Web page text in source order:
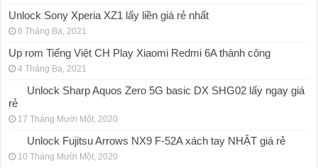
Unlock Sony Xperia XZ1 lấy liền giá rẻ nhất
6 Tháng Ba, 2021
Up rom Tiếng Việt CH Play Xiaomi Redmi 6A thành công
4 Tháng Ba, 2021
Unlock Sharp Aquos Zero 5G basic DX SHG02 lấy ngay giá
rẻ
17 Tháng Mười Một, 2020
Unlock Fujitsu Arrows NX9 F-52A xách tay NHẬT giá rẻ
10 Tháng Mười Một, 2020